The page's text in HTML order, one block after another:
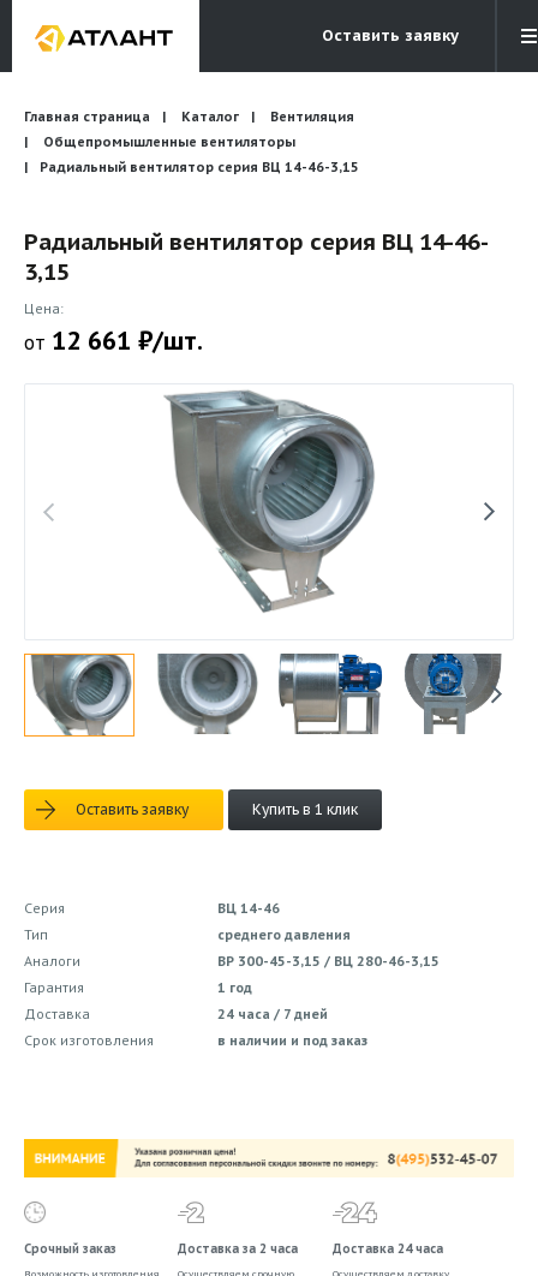
Оставить заявку
Электронная почта
info@atlantcompany.ru
Бесплатный звонок
8 (495) 532-45-07
Бренды
Бланки запросов
Главная страница Каталог
Вентиляция
Общепромышленные вентиляторы
Радиальный вентилятор серия ВЦ 14-46-3,15
Радиальный вентилятор серия ВЦ 14-46-
3,15
Цена:
от 12 661 ₽/шт.
Оставить заявку Купить в 1 клик
Серия
ВЦ 14-46
Тип
среднего давления
Аналоги
ВР 300-45-3,15 / ВЦ 280-46-3,15
Гарантия
1 год
Доставка
24 часа / 7 дней
Срок изготовления
в наличии и под заказ
Срочный заказ
Возможность изготовления
Доставка за 2 часа
Осуществляем срочную
Доставка 24 часа
Осуществляем доставку